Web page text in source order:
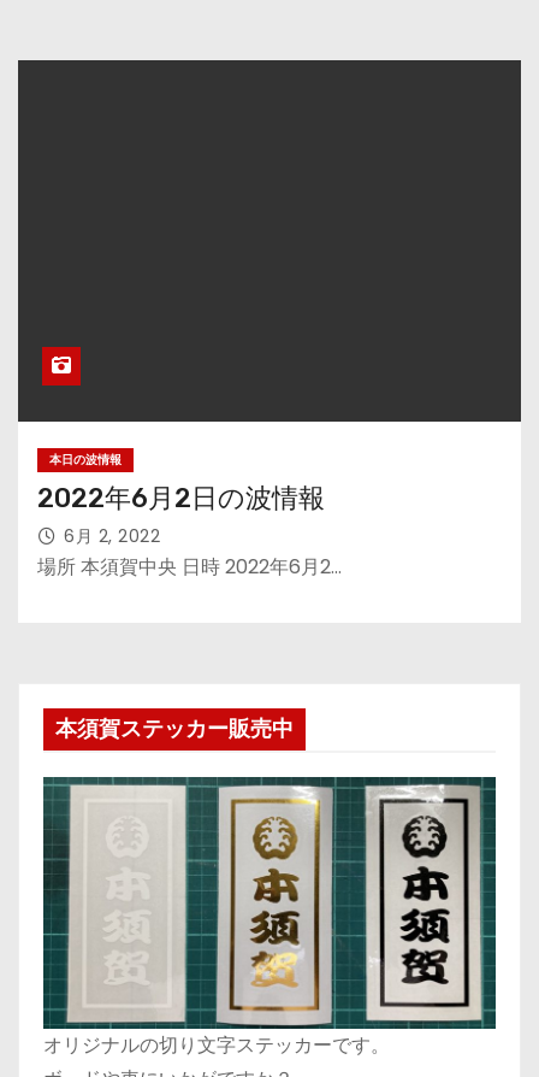
本日の波情報
2022年6月2日の波情報
6月 2, 2022
場所 本須賀中央 日時 2022年6月2…
本須賀ステッカー販売中
オリジナルの切り文字ステッカーです。